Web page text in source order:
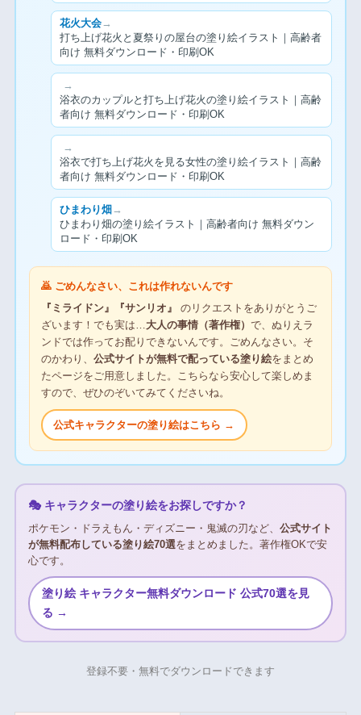
花火大会→
打ち上げ花火と夏祭りの屋台の塗り絵イラスト｜高齢者
向け 無料ダウンロード・印刷OK
→
浴衣のカップルと打ち上げ花火の塗り絵イラスト｜高齢
者向け 無料ダウンロード・印刷OK
→
浴衣で打ち上げ花火を見る女性の塗り絵イラスト｜高齢
者向け 無料ダウンロード・印刷OK
ひまわり畑 →
ひまわり畑の塗り絵イラスト｜高齢者向け 無料ダウン
ロード・印刷OK
🙇 ごめんなさい、これは作れないんです
『ミライドン』『サンリオ』
のリクエストをありがとうご
ざいます！でも実は…大人の事情（著作権） で、ぬりえラ
ンドでは作ってお配りできないんです。ごめんなさい。そ
のかわり、 公式サイトが無料で配っている塗り絵をまとめ
たページをご用意しました。こちらなら安心して楽しめま
すので、ぜひのぞいてみてくださいね。
公式キャラクターの塗り絵はこちら →
🎭 キャラクターの塗り絵をお探しですか？
ポケモン・ドラえもん・ディズニー・鬼滅の刃など、 公式サイト
が無料配布している塗り絵70選をまとめました。著作権OKで安
心です。
塗り絵 キャラクター無料ダウンロード 公式70選を見
る →
登録不要・無料でダウンロードできます